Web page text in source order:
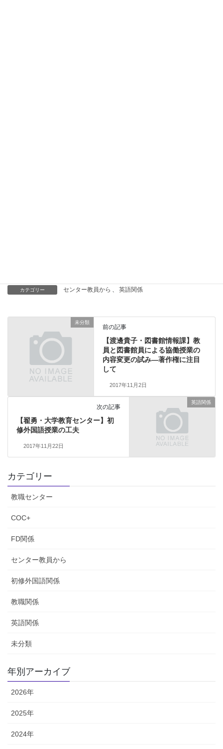
カテゴリー センター教員から 、 英語関係
未分類
前の記事
【渡邊貴子・図書館情報課】教
員と図書館員による協働授業の
内容変更の試み―著作権に注目
して
2017年11月2日
英語関係
次の記事
【翟勇・大学教育センター】初
修外国語授業の工夫
2017年11月22日
カテゴリー
教職センター
COC+
FD関係
センター教員から
初修外国語関係
教職関係
英語関係
未分類
年別アーカイブ
2026年
2025年
2024年